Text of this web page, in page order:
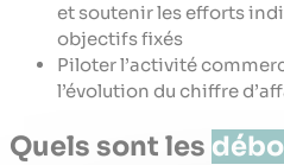
et soutenir les efforts
objectifs fixés
Piloter l’activité
l’évolution du chiffre
Quels sont les